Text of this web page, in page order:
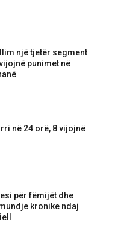
një tjetër segment
punimet në
në 24 orë, 8 vijojnë
për fëmijët dhe
kronike ndaj